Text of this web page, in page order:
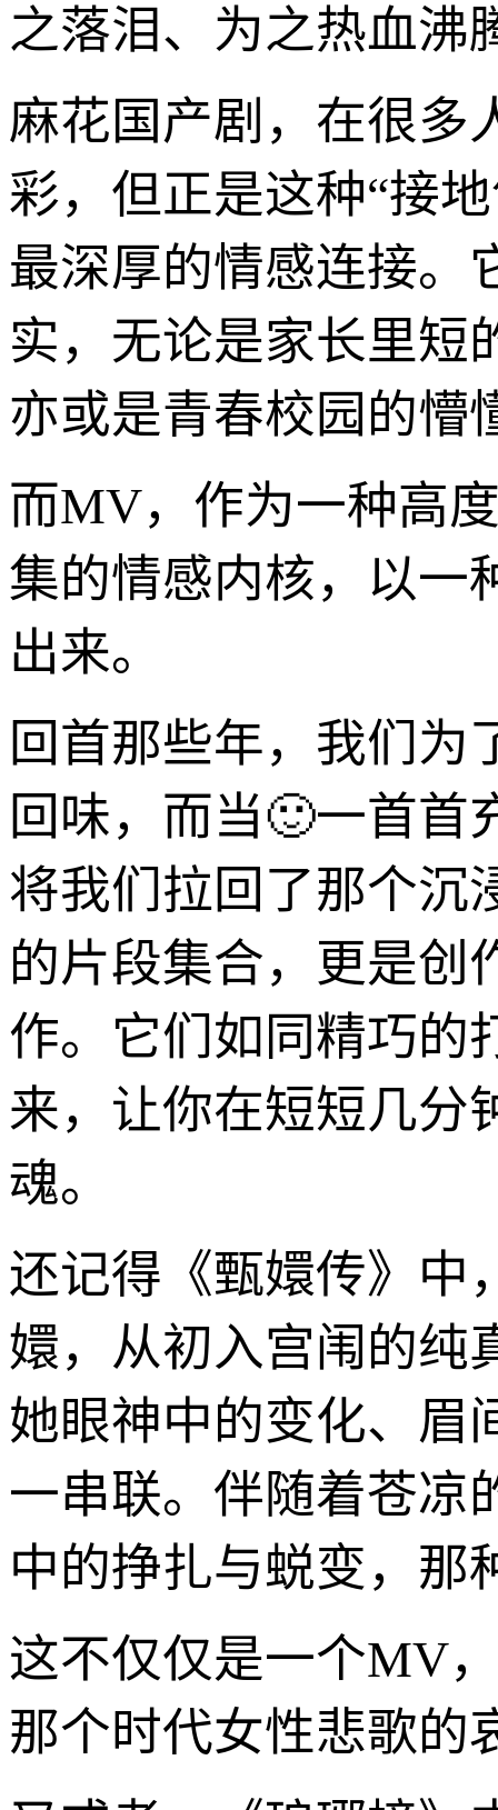
之落泪、为之热血沸
麻花国产剧，在很多
彩，但正是这种“接
最深厚的情感连接。
实，无论是家长里短
亦或是青春校园的懵
而MV，作为一种高
集的情感内核，以一
出来。
回首那些年，我们为
回味，而当🙂一首首
将我们拉回了那个沉
的片段集合，更是创
作。它们如同精巧的
来，让你在短短几分
魂。
还记得《甄嬛传》中
嬛，从初入宫闱的纯
她眼神中的变化、眉
一串联。伴随着苍凉
中的挣扎与蜕变，那
这不仅仅是一个MV
那个时代女性悲歌的